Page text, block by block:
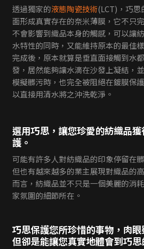
透過獨家的液態陶瓷技術(LCT)，巧
面形成真實存在的奈米薄膜，它不只
不會影響到織品本身的觸感，可以讓
水特性的同時，又能維持原本的最佳
完成後，原本就算是垂直面接觸到水
發，居然能夠讓水滴在沙發上凝結，
模擬髒污時，也完全被阻絕在鍍膜保
以直接用清水將之沖洗乾淨。
選用巧思，讓您珍愛的紡織品
護。
可能有許多人對紡織品的印象停留在
但也有越來越多的業主展現對織品的
而言，紡織品並不只是一個美麗的消
家氛圍的細節所在。
巧思保護您所珍惜的事物，肉眼
但卻是能讓您真實地體會到巧思